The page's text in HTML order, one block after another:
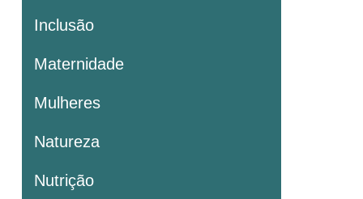
Inclusão
Maternidade
Mulheres
Natureza
Nutrição